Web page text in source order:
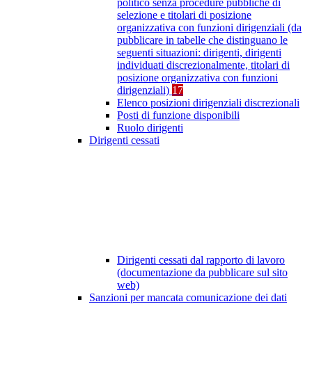
politico senza procedure pubbliche di
selezione e titolari di posizione
organizzativa con funzioni dirigenziali (da
pubblicare in tabelle che distinguano le
seguenti situazioni: dirigenti, dirigenti
individuati discrezionalmente, titolari di
posizione organizzativa con funzioni
dirigenziali) 17
Elenco posizioni dirigenziali discrezionali
Posti di funzione disponibili
Ruolo dirigenti
Dirigenti cessati
Dirigenti cessati dal rapporto di lavoro
(documentazione da pubblicare sul sito
web)
Sanzioni per mancata comunicazione dei dati